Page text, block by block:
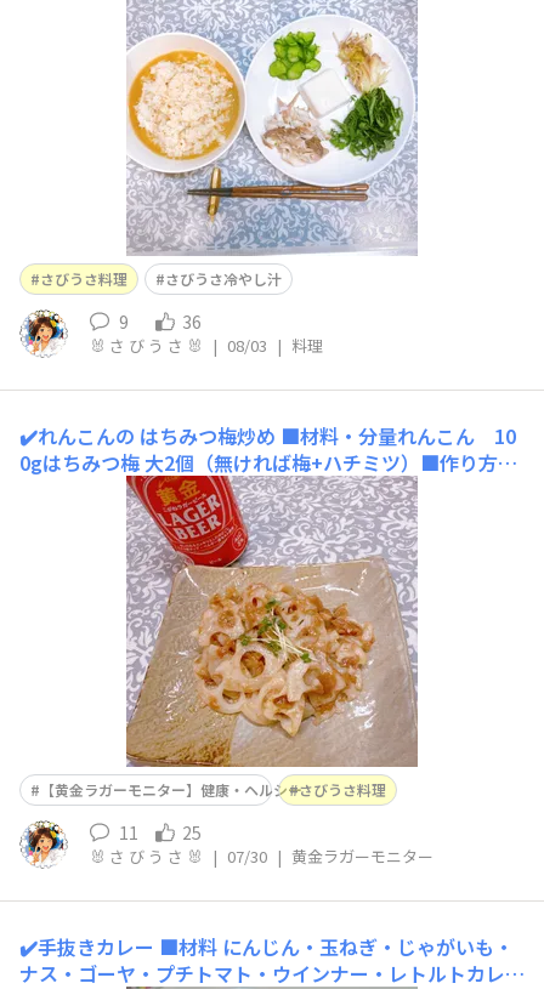
さびうさ料理 さびうさ冷やし汁
9 36
🐰 さ び う さ 🐰 | 08/03 | 料理
✔️れんこんの はちみつ梅炒め ■材料・分量れんこん 10
0gはちみつ梅 大2個（無ければ梅+ハチミツ）■作り方れ
んこんを、２ミリの厚さで いちょう切りにする薄く切る
と食感が無くなるので、薄く切らないのがコツ。はちみつ
梅を叩き切り、軽くペーストにする。れんこんを ごま油
で炒め、顆粒だしで味付けをし、炒まったら ペーストし
【黄金ラガーモニター】健康・ヘルシーさびうさ料理
11 25
🐰 さ び う さ 🐰 | 07/30 | 黄金ラガーモニター
✔️手抜きカレー ■材料 にんじん・玉ねぎ・じゃがいも・
ナス・ゴーヤ・プチトマト・ウインナー・レトルトカレー